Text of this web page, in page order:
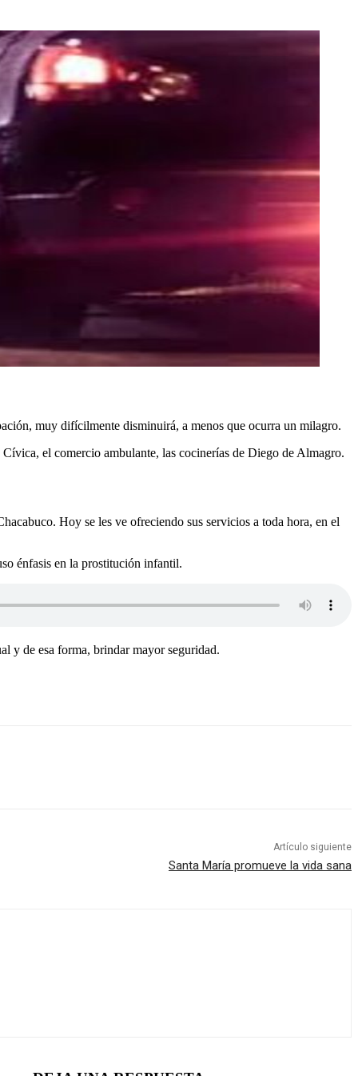
muy difícilmente disminuirá, a menos que ocurra un milagro.
el comercio ambulante, las cocinerías de Diego de Almagro.
Hoy se les ve ofreciendo sus servicios a toda hora, en el
énfasis en la prostitución infantil.
y de esa forma, brindar mayor seguridad.
Artículo siguiente
Santa María promueve la vida sana